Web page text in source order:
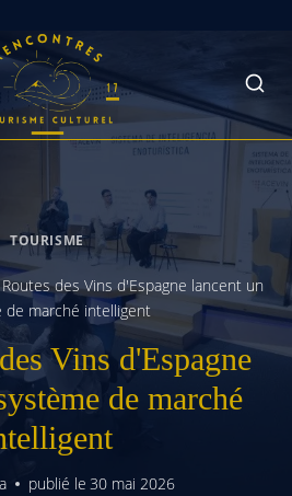
TOURISME
des Vins d'Espagne lancent un
de marché intelligent
Vins d'Espagne
de marché
publié le 30 mai 2026